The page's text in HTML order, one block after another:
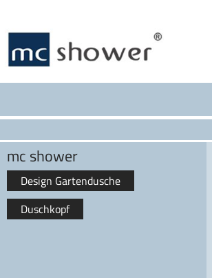
mc shower
Design Gartendusche
Duschkopf